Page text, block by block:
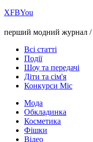
ХFBYou
перший модний журнал /
Всі статті
Події
Шоу та передачі
Діти та сім'я
Конкурси Міс
Мода
Обкладинка
Косметика
Фішки
Відео